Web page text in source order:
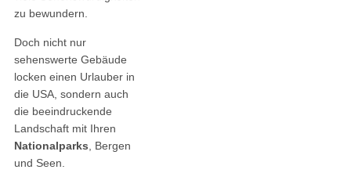
zu bewundern.
Doch nicht nur
sehenswerte Gebäude
locken einen Urlauber in
die USA, sondern auch
die beeindruckende
Landschaft mit Ihren
Nationalparks , Bergen
und Seen.